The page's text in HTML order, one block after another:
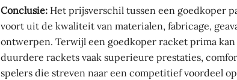
Conclusie: Het prijsverschil tussen een goedkoper
voort uit de kwaliteit van materialen, fabricage,
ontwerpen. Terwijl een goedkoper racket prima
duurdere rackets vaak superieure prestaties,
spelers die streven naar een competitief voordeel